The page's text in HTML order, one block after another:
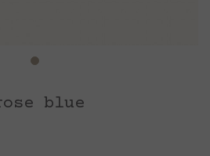
blue
Newsletter
personnalisées,
commande !